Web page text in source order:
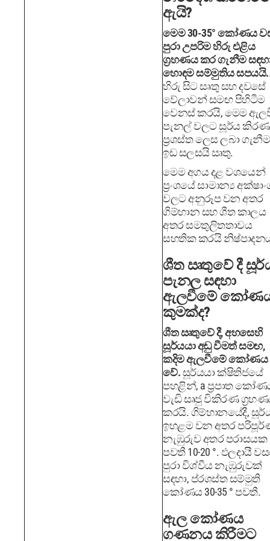
ඇයි?
මෙම 30-35° කෝණය
පුරා උපරිම හිරු එළිය
ග්‍රහණය කර ගැනීම
හොඳම සම්මුතිය සපයයි.
හිරු සිට සෘතු සහ දවසේ
වේලාවන් සමඟ පිහිටීම
වෙනස් කරයි, මෙම
පැනල් වලට සූර්ය කිරණ
ප්‍රශස්ත ලෙස ලබා
ඉඩ සලසයි ඍතු.
මෙම අගය දළ වශයෙන්
ප්‍රංශයේ සාමාන්‍ය
වලට අනුරූප වන අතර
ගිම්හාන සහ ශීත කාලය
අතර සමතුලිතතාවය
සහතික කරයි
ශීත ඍතුවේ දී
පැනල සඳහා
ඇලවීමේ
කුමක්ද?
ශීත ඍතුවේ දී, අහසෙහි
සූර්යයා අඩු වීමත් සමඟ,
කදිම ඇලවීමේ කෝණය
වේ.සූර්යයා ක්ෂිතිජයේ
පහළින්, a ප්‍රපාත
වැඩි සෘජු විකිරණ
කරයි. ගිම්හානයේදී,
ඉහළම වන අතර
නැඹුරුව අතර පරාසයක
පවතී 10-20 °. ඵලදායී
පුරා විශ්වීය නැඹුරුවක්
සඳහා, ප්රශස්ත සම්මුති
කෝණය 30-35 ° පවතී.
ඇල කෝණය
ගණනය කිරීමට